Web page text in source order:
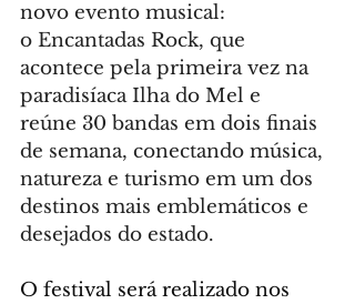
novo evento musical:
o Encantadas Rock, que
acontece pela primeira vez na
paradisíaca Ilha do Mel e
reúne 30 bandas em dois finais
de semana, conectando música,
natureza e turismo em um dos
destinos mais emblemáticos e
desejados do estado.
O festival será realizado nos